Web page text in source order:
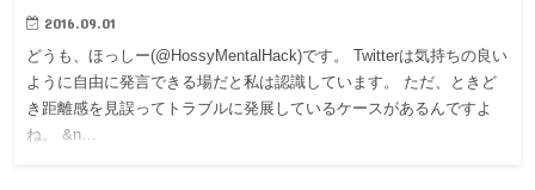
2016.09.01
どうも、ほっしー(@HossyMentalHack)です。 Twitterは気持ちの良い
ように自由に発言できる場だと私は認識しています。 ただ、ときど
き距離感を見誤ってトラブルに発展しているケースがあるんですよ
ね。 &n…